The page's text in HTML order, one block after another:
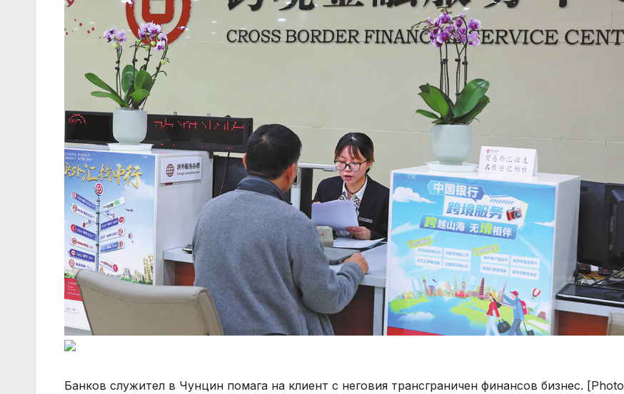
Банков служител в Чунцин помага на клиент с неговия трансграничен финансов бизнес. [Photo